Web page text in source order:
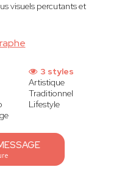
visuels percutants et
3 styles
Artistique
Traditionnel
Lifestyle